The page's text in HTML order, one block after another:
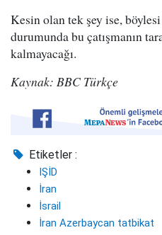
Kesin olan tek şey ise, böylesi
durumunda bu çatışmanın
kalmayacağı.
Kaynak: BBC Türkçe
Etiketler :
IŞİD
İran
İsrail
İran Azerbaycan tatbikat